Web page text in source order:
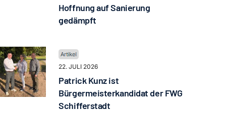
Hoffnung auf Sanierung
gedämpft
22. JULI 2026
Patrick Kunz ist
Bürgermeisterkandidat der FWG
Schifferstadt